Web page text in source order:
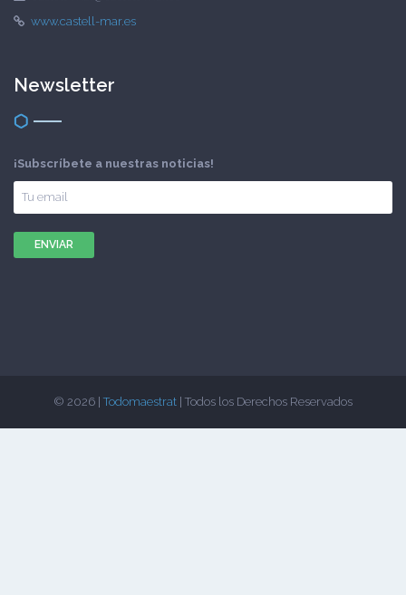
www.castell-mar.es
Newsletter
¡Subscríbete a nuestras noticias!
© 2026 |Todomaestrat | Todos los Derechos Reservados